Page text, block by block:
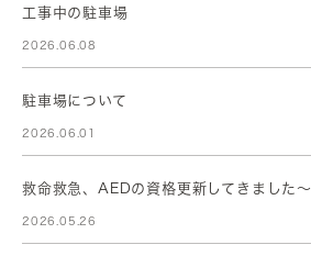
工事中の駐車場
2026.06.08
駐車場について
2026.06.01
救命救急、AEDの資格更新してきました～
2026.05.26